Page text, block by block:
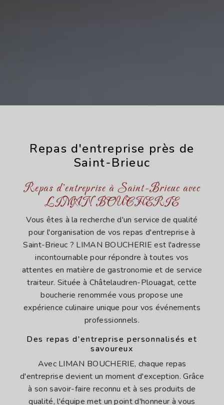
Repas d'entreprise près de
Saint-Brieuc
Repas d'entreprise à Saint-Brieuc avec
LIMAN BOUCHERIE
Vous êtes à la recherche d'un service de qualité
pour l'organisation de vos repas d'entreprise à
Saint-Brieuc ? LIMAN BOUCHERIE est l'adresse
incontournable pour répondre à toutes vos
attentes en matière de gastronomie et de service
traiteur. Située à Châtelaudren-Plouagat, cette
boucherie renommée vous propose une
expérience culinaire unique pour vos événements
professionnels.
Des repas d'entreprise personnalisés et
savoureux
Avec LIMAN BOUCHERIE, chaque repas
d'entreprise devient un moment d'exception. Grâce
à son savoir-faire reconnu et à ses produits de
qualité, l'équipe met un point d'honneur à vous